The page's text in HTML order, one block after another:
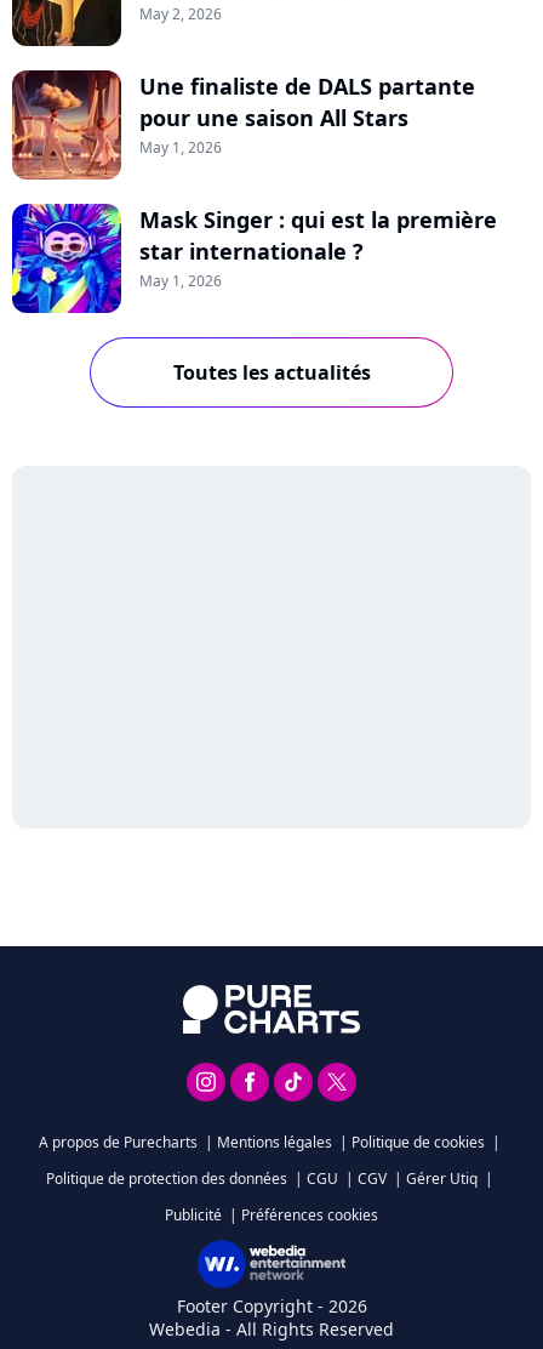
May 2, 2026
Une finaliste de DALS partante
pour une saison All Stars
May 1, 2026
Mask Singer : qui est la première
star internationale ?
May 1, 2026
Toutes les actualités
A propos de Purecharts | Mentions légales | Politique de cookies |
Politique de protection des données | CGU | CGV | Gérer Utiq |
Publicité | Préférences cookies
Footer Copyright - 2026
Webedia - All Rights Reserved